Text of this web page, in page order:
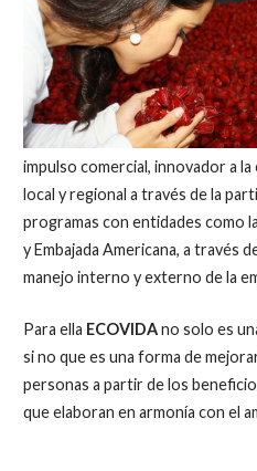
impulso comercial, innovador a
local y regional a través de la
programas con entidades como
y Embajada Americana, a través
manejo interno y externo de la
Para ella ECOVIDAno solo es
si no que es una forma de
personas a partir de los
que elaboran en armonía con el